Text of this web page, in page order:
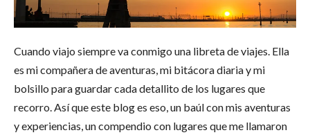
Cuando viajo siempre va conmigo una libreta de viajes. Ella
es mi compañera de aventuras, mi bitácora diaria y mi
bolsillo para guardar cada detallito de los lugares que
recorro. Así que este blog es eso, un baúl con mis aventuras
y experiencias, un compendio con lugares que me llamaron